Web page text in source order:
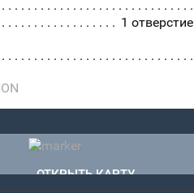
1
ОТКРЫТЬ КАРТУ